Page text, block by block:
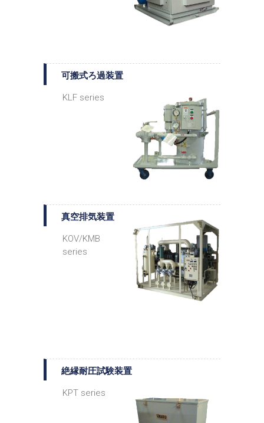
可搬式ろ過装置
KLF series
真空排気装置
KOV/KMB
series
絶縁耐圧試験装置
KPT series